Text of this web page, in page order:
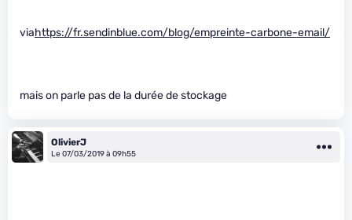
viahttps://fr.sendinblue.com/blog/empreinte-carbone-email/
mais on parle pas de la durée de stockage
OlivierJ
Le 07/03/2019 à 09h55